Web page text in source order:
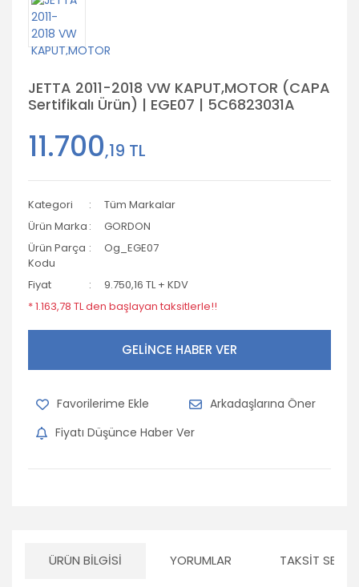
JETTA 2011-2018 VW KAPUT,MOTOR (CAPA
Sertifikalı Ürün) | EGE07 | 5C6823031A
11.700,19 TL
Kategori
Tüm Markalar
Ürün Marka
GORDON
Ürün Parça
Kodu
Og_EGE07
Fiyat
9.750,16 TL + KDV
* 1.163,78 TL den başlayan taksitlerle!!
GELİNCE HABER VER
Arkadaşlarına Öner
Fiyatı Düşünce Haber Ver
ÜRÜN BILGISI YORUMLAR TAKSIT